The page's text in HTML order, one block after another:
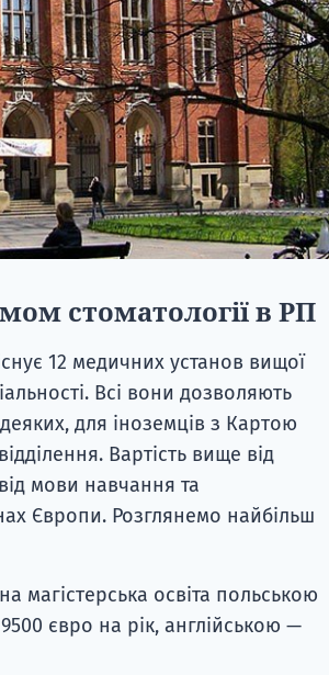
стоматології в РП
12 медичних установ вищої
Всі вони дозволяють
для іноземців з Картою
Вартість вище від
мови навчання та
Європи. Розглянемо найбільш
магістерська освіта польською
євро на рік, англійською —